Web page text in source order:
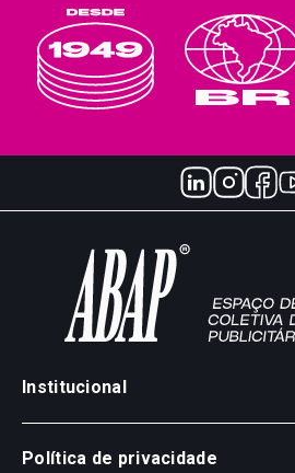
Institucional
Política de privacidade